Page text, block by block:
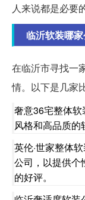
人来说都是必要的
临沂软装哪
在临沂市寻找一
情。以下是几家
奢意36宅整体
风格和高品质的
英伦·世家整体
公司，以提供个
的好评。